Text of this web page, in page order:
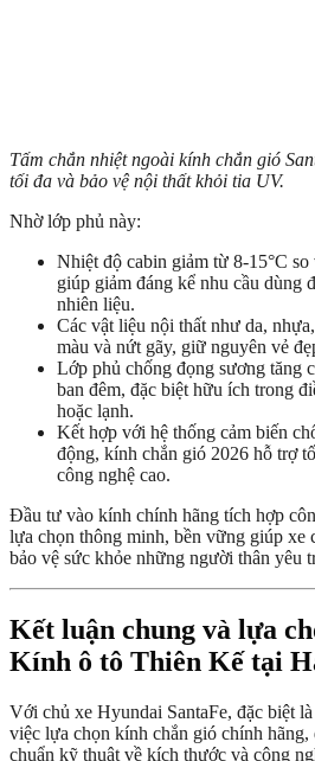
Tấm chắn nhiệt ngoài kính chắn gió
tối đa và bảo vệ nội thất khỏi tia UV.
Nhờ lớp phủ này:
Nhiệt độ cabin giảm từ 8-15°C
giúp giảm đáng kể nhu cầu dùng
nhiên liệu.
Các vật liệu nội thất như da,
màu và nứt gãy, giữ nguyên vẻ
Lớp phủ chống đọng sương tăng
ban đêm, đặc biệt hữu ích trong
hoặc lạnh.
Kết hợp với hệ thống cảm biến
động, kính chắn gió 2026 hỗ trợ
công nghệ cao.
Đầu tư vào kính chính hãng tích hợp
lựa chọn thông minh, bền vững giúp xe
bảo vệ sức khỏe những người thân yêu
Kết luận chung và lựa
Kính ô tô Thiên Kế tại
Với chủ xe Hyundai SantaFe, đặc biệt
việc lựa chọn kính chắn gió chính hãng,
chuẩn kỹ thuật về kích thước và công